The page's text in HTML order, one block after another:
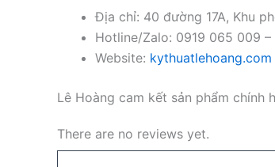
Địa chỉ: 40 đường 17A, Khu
Hotline/Zalo: 0919 065 009
Website: kythuatlehoang.com
Lê Hoàng cam kết sản phẩm chính
There are no reviews yet.